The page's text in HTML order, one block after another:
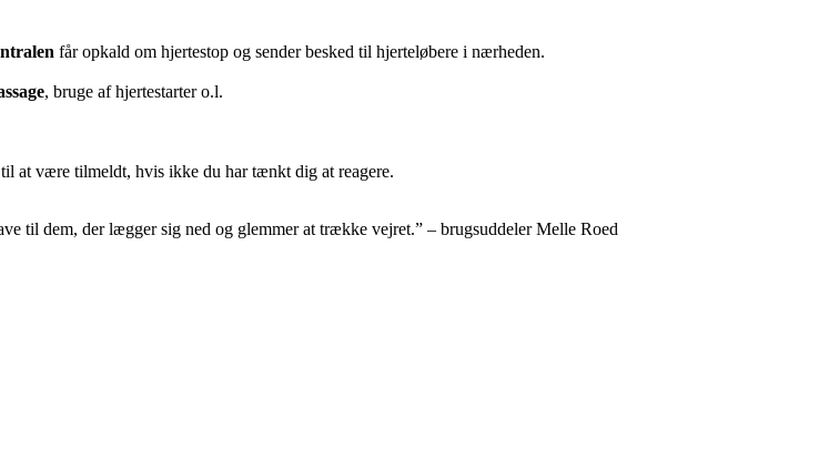
får opkald om hjertestop og sender besked til hjerteløbere i nærheden.
, bruge af hjertestarter o.l.
at være tilmeldt, hvis ikke du har tænkt dig at reagere.
til dem, der lægger sig ned og glemmer at trække vejret.” – brugsuddeler Melle Roed